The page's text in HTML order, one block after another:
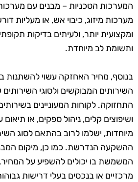
המערכות הטכניות – מבנים עם
מערכות מיזוג, כיבוי אש, או מעליות
ומקצועית יותר, ולעיתים בדיקות
ותשומת לב מיוחדת.
בנוסף, מחיר האחזקה עשוי להשתנות
השירותים המבוקשים ולסוגי
התחזוקה. לקוחות המעוניינים
ושיפוצים קלים, ניהול ספקים, או
מיוחדות, ישלמו לרוב בהתאם לסוג
ההשקעה הנדרשת. כמו כן, מיקום
המשמשת בו יכולים להשפיע על
מרכזיים או בנכסים בעלי דרישות